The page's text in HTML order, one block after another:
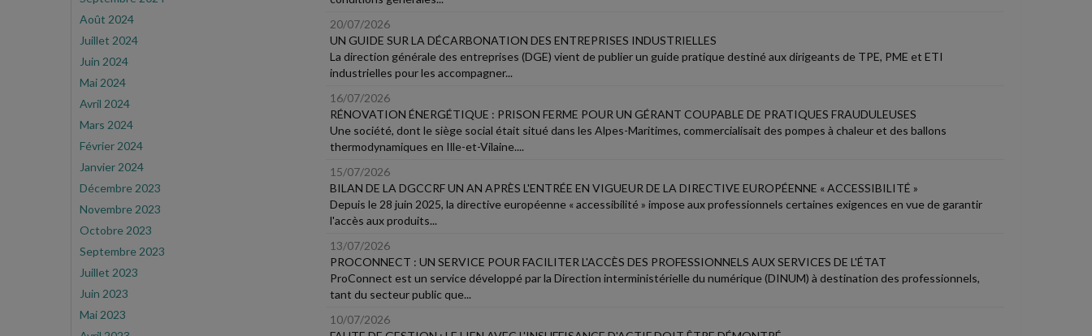
Août 2024
Juillet 2024
Juin 2024
Mai 2024
Avril 2024
Mars 2024
Février 2024
Janvier 2024
Décembre 2023
Novembre 2023
Octobre 2023
Septembre 2023
Juillet 2023
Juin 2023
Mai 2023
20/07/2026
UN GUIDE SUR LA DÉCARBONATION DES ENTREPRISES INDUSTRIELLES
La direction générale des entreprises (DGE) vient de publier un guide pratique destiné aux dirigeants de TPE, PME et ETI
industrielles pour les accompagner...
16/07/2026
RÉNOVATION ÉNERGÉTIQUE : PRISON FERME POUR UN GÉRANT COUPABLE DE PRATIQUES FRAUDULEUSES
Une société, dont le siège social était situé dans les Alpes-Maritimes, commercialisait des pompes à chaleur et des ballons
thermodynamiques en Ille-et-Vilaine....
15/07/2026
BILAN DE LA DGCCRF UN AN APRÈS L'ENTRÉE EN VIGUEUR DE LA DIRECTIVE EUROPÉENNE « ACCESSIBILITÉ »
Depuis le 28 juin 2025, la directive européenne « accessibilité » impose aux professionnels certaines exigences en vue de garantir
l'accès aux produits...
13/07/2026
PROCONNECT : UN SERVICE POUR FACILITER L'ACCÈS DES PROFESSIONNELS AUX SERVICES DE L'ÉTAT
ProConnect est un service développé par la Direction interministérielle du numérique (DINUM) à destination des professionnels,
tant du secteur public que...
10/07/2026